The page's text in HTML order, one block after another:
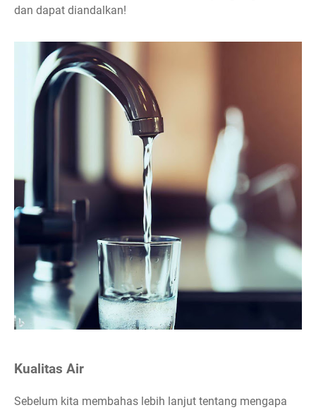
dan dapat diandalkan!
Kualitas Air
Sebelum kita membahas lebih lanjut tentang mengapa